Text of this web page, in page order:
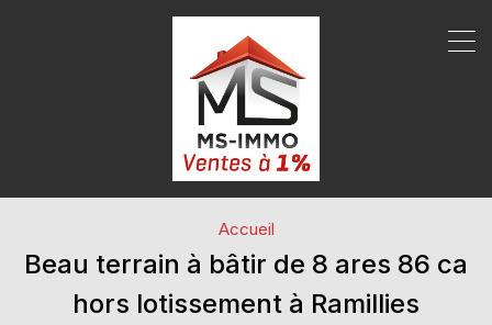
Accueil
Beau terrain à bâtir de 8 ares 86 ca
hors lotissement à Ramillies